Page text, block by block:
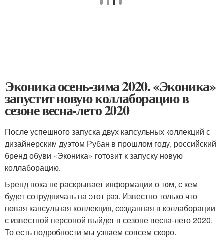
Эконика осень-зима 2020. «Эконика»
запустит новую коллаборацию в
сезоне весна-лето 2020
После успешного запуска двух капсульных коллекций с
дизайнерским дуэтом Рубан в прошлом году, российский
бренд обуви «Эконика» готовит к запуску новую
коллаборацию.
Бренд пока не раскрывает информации о том, с кем
будет сотрудничать на этот раз. Известно только что
новая капсульная коллекция, созданная в коллаборации
с известной персоной выйдет в сезоне весна-лето 2020.
То есть подробности мы узнаем совсем скоро.